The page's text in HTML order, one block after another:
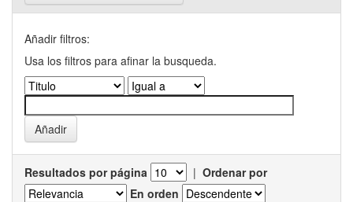
Añadir filtros:
Usa los filtros para afinar la busqueda.
Resultados por página | Ordenar por
En orden